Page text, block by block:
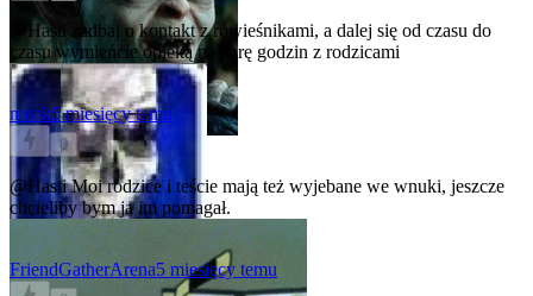
@Hasti
zadbaj o kontakt z rówieśnikami, a dalej się od czasu do
czasu wymieńcie opieką na parę godzin z rodzicami
notak5 miesięcy temu
0
@HastiMoi rodzice i teście mają też wyjebane we wnuki, jeszcze
chcieliby bym ja im pomagał.
FriendGatherArena5 miesięcy temu